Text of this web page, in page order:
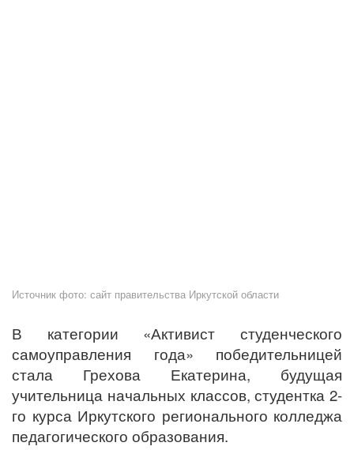
Источник фото: сайт правительства Иркутской области
В категории «Активист студенческого
самоуправления года» победительницей
стала Грехова Екатерина, будущая
учительница начальных классов, студентка 2-
го курса Иркутского регионального колледжа
педагогического образования.